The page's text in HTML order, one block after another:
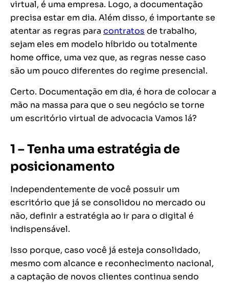
virtual, é uma empresa. Logo, a documentação
precisa estar em dia. Além disso, é importante se
atentar as regras para contratos de trabalho,
sejam eles em modelo híbrido ou totalmente
home office, uma vez que, as regras nesse caso
são um pouco diferentes do regime presencial.
Certo. Documentação em dia, é hora de colocar a
mão na massa para que o seu negócio se torne
um escritório virtual de advocacia Vamos lá?
1 – Tenha uma estratégia de
posicionamento
Independentemente de você possuir um
escritório que já se consolidou no mercado ou
não, definir a estratégia ao ir para o digital é
indispensável.
Isso porque, caso você já esteja consolidado,
mesmo com alcance e reconhecimento nacional,
a captação de novos clientes continua sendo